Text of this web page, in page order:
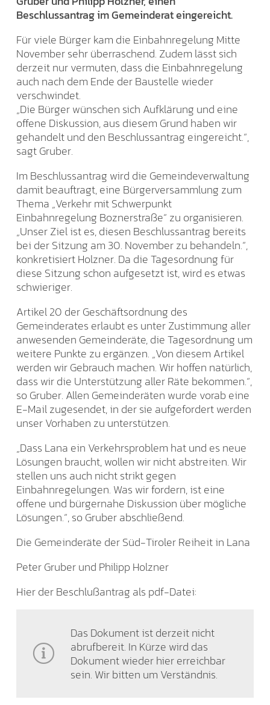
Beschlussantrag im Gemeinderat eingereicht.
Für viele Bürger kam die Einbahnregelung Mitte
November sehr überraschend. Zudem lässt sich
derzeit nur vermuten, dass die Einbahnregelung
auch nach dem Ende der Baustelle wieder
verschwindet.
„Die Bürger wünschen sich Aufklärung und eine
offene Diskussion, aus diesem Grund haben wir
gehandelt und den Beschlussantrag eingereicht.“,
sagt Gruber.
Im Beschlussantrag wird die Gemeindeverwaltung
damit beauftragt, eine Bürgerversammlung zum
Thema „Verkehr mit Schwerpunkt
Einbahnregelung Boznerstraße“ zu organisieren.
„Unser Ziel ist es, diesen Beschlussantrag bereits
bei der Sitzung am 30. November zu behandeln.“,
konkretisiert Holzner. Da die Tagesordnung für
diese Sitzung schon aufgesetzt ist, wird es etwas
schwieriger.
Artikel 20 der Geschäftsordnung des
Gemeinderates erlaubt es unter Zustimmung aller
anwesenden Gemeinderäte, die Tagesordnung um
weitere Punkte zu ergänzen. „Von diesem Artikel
werden wir Gebrauch machen. Wir hoffen natürlich,
dass wir die Unterstützung aller Räte bekommen.“,
so Gruber. Allen Gemeinderäten wurde vorab eine
E-Mail zugesendet, in der sie aufgefordert werden
unser Vorhaben zu unterstützen.
„Dass Lana ein Verkehrsproblem hat und es neue
Lösungen braucht, wollen wir nicht abstreiten. Wir
stellen uns auch nicht strikt gegen
Einbahnregelungen. Was wir fordern, ist eine
offene und bürgernahe Diskussion über mögliche
Lösungen.“, so Gruber abschließend.
Die Gemeinderäte der Süd-Tiroler Reiheit in Lana
Peter Gruber und Philipp Holzner
Hier der Beschlußantrag als pdf-Datei:
Das Dokument ist derzeit nicht
abrufbereit. In Kürze wird das
Dokument wieder hier erreichbar
sein. Wir bitten um Verständnis.